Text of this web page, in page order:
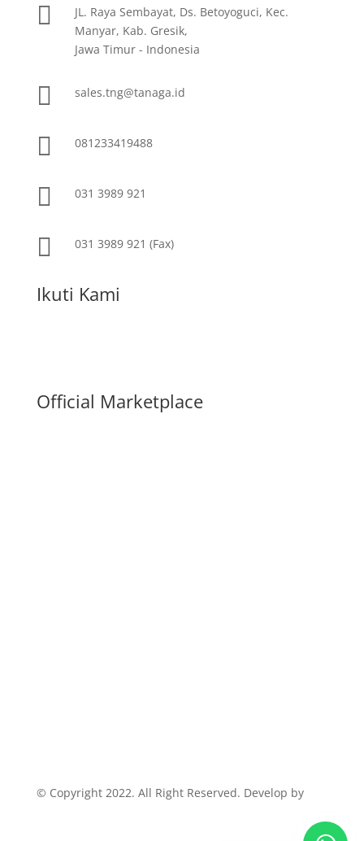

JL. Raya Sembayat, Ds. Betoyoguci, Kec.
Manyar, Kab. Gresik,
Jawa Timur - Indonesia
 sales.tng@tanaga.id
 081233419488
 031 3989 921
 031 3989 921 (Fax)
Ikuti Kami
Official Marketplace
© Copyright 2022. All Right Reserved. Develop by